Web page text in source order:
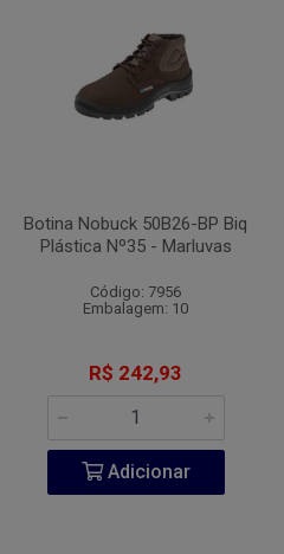
Botina Nobuck 50B26-BP Biq
Plástica Nº35 - Marluvas
Código: 7956
Embalagem: 10
R$ 242,93
Adicionar